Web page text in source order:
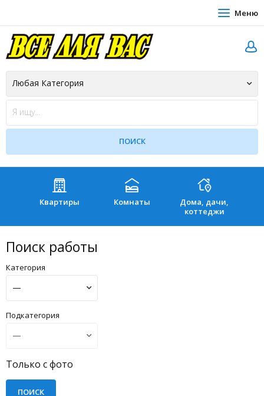
Меню
Квартиры Комнаты
Дома, дачи,
коттеджи
Поиск работы
Категория
Подкатегория
Только с фото